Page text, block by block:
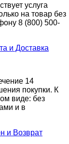
услуга
на товар без
8 (800) 500-
и Доставка
14
покупки. К
виде: без
и в
и Возврат